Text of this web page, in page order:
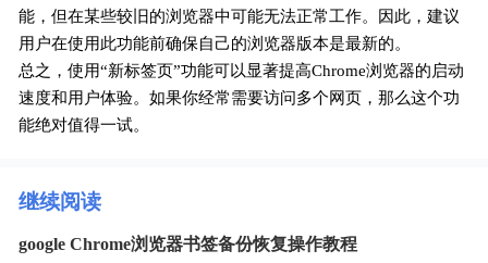
能，但在某些较旧的浏览器中可能无法正常工作。因此，建议
用户在使用此功能前确保自己的浏览器版本是最新的。
总之，使用“新标签页”功能可以显著提高Chrome浏览器的启动
速度和用户体验。如果你经常需要访问多个网页，那么这个功
能绝对值得一试。
继续阅读
google Chrome浏览器书签备份恢复操作教程